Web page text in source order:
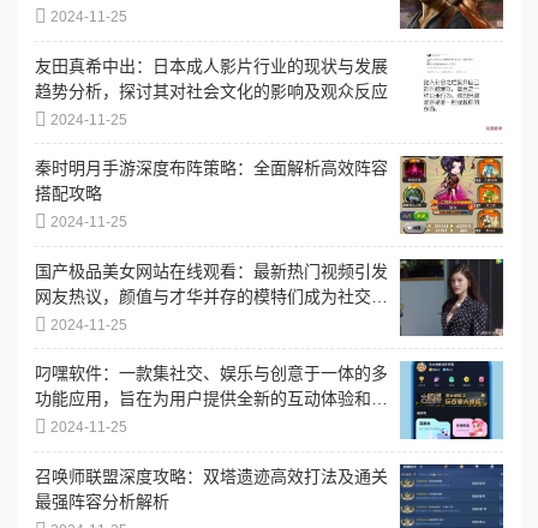
2024-11-25
友田真希中出：日本成人影片行业的现状与发展
趋势分析，探讨其对社会文化的影响及观众反应
2024-11-25
秦时明月手游深度布阵策略：全面解析高效阵容
搭配攻略
2024-11-25
国产极品美女网站在线观看：最新热门视频引发
网友热议，颜值与才华并存的模特们成为社交媒
体新宠
2024-11-25
叼嘿软件：一款集社交、娱乐与创意于一体的多
功能应用，旨在为用户提供全新的互动体验和丰
富的内容分享平台
2024-11-25
召唤师联盟深度攻略：双塔遗迹高效打法及通关
最强阵容分析解析